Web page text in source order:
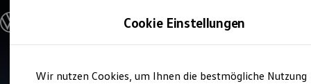
Hauptinhalt
Footer
Modelle & Konfigurator
Nutzfahrzeugkategorien entdecken
Modelle konfigurieren
Vorgängermodelle und Oldtimer
Service
Cookie Einstellungen
Wir nutzen Cookies, um Ihnen die bestmögliche Nutzung